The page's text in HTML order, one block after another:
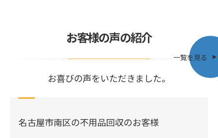
お客様の声の紹介
お喜びの声をいただきました。
一覧を見る
名古屋市南区の不用品回収のお客様